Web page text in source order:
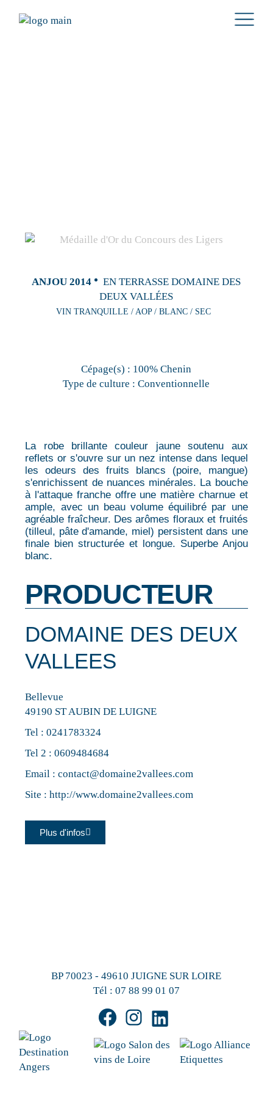
ANJOU 2014
EN TERRASSE DOMAINE DES
DEUX VALLÉES
VIN TRANQUILLE / AOP / BLANC / SEC
Cépage(s) : 100% Chenin
Type de culture : Conventionnelle
La robe brillante couleur jaune soutenu aux
reflets or s'ouvre sur un nez intense dans lequel
les odeurs des fruits blancs (poire, mangue)
s'enrichissent de nuances minérales. La bouche
à l'attaque franche offre une matière charnue et
ample, avec un beau volume équilibré par une
agréable fraîcheur. Des arômes floraux et fruités
(tilleul, pâte d'amande, miel) persistent dans une
finale bien structurée et longue. Superbe Anjou
blanc.
PRODUCTEUR
DOMAINE DES DEUX
VALLEES
Bellevue
49190 ST AUBIN DE LUIGNE
Tel :0241783324
Tel 2 :0609484684
Email :contact@domaine2vallees.com
Site :http://www.domaine2vallees.com
Plus d'infos
BP 70023 - 49610 JUIGNE SUR LOIRE
Tél : 07 88 99 01 07